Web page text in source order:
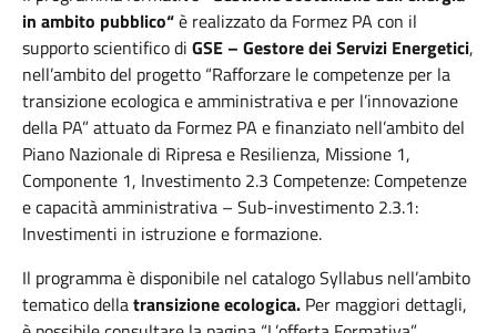
in ambito pubblico“è realizzato da Formez PA con il
supporto scientifico di GSE – Gestore dei Servizi Energetici,
nell’ambito del progetto “Rafforzare le competenze per la
transizione ecologica e amministrativa e per l’innovazione
della PA” attuato da Formez PA e finanziato nell’ambito del
Piano Nazionale di Ripresa e Resilienza, Missione 1,
Componente 1, Investimento 2.3 Competenze: Competenze
e capacità amministrativa – Sub-investimento 2.3.1:
Investimenti in istruzione e formazione.
Il programma è disponibile nel catalogo Syllabus nell’ambito
tematico dellatransizione ecologica. Per maggiori dettagli,